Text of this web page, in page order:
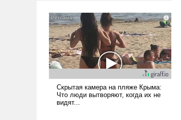
налогоплательщиков и где
Еревану за свои поступки не
нужно отвечать.